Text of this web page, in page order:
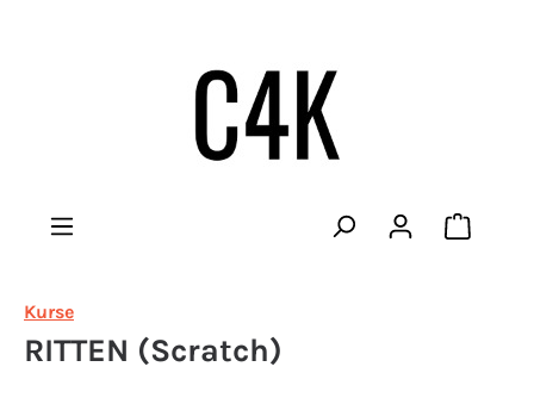
Kurse
RITTEN (Scratch)